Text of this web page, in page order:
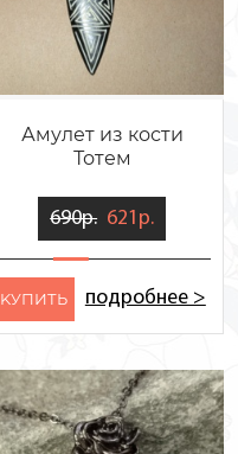
Амулет из кости
Тотем
690р. 621р.
KУПИТЬ подробнее >